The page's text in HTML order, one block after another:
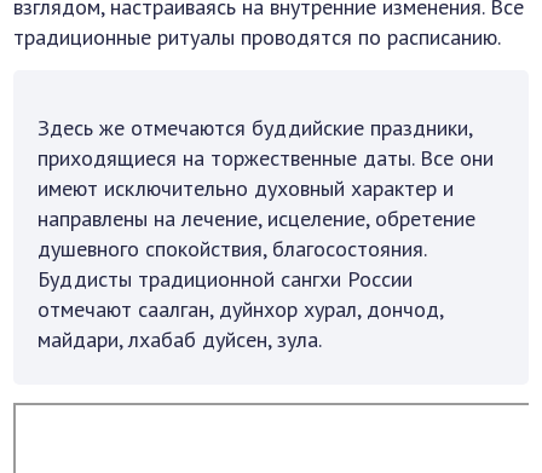
взглядом, настраиваясь на внутренние изменения. Все
традиционные ритуалы проводятся по расписанию.
Здесь же отмечаются буддийские праздники,
приходящиеся на торжественные даты. Все они
имеют исключительно духовный характер и
направлены на лечение, исцеление, обретение
душевного спокойствия, благосостояния.
Буддисты традиционной сангхи России
отмечают саалган, дуйнхор хурал, дончод,
майдари, лхабаб дуйсен, зула.